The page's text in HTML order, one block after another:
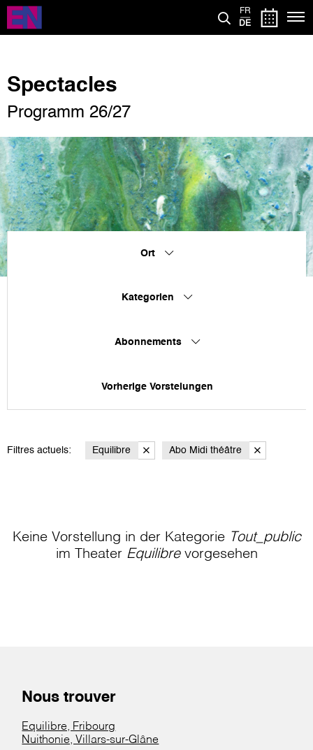
Direkt
zum
Inhalt
FR
DE
Spectacles
Programm 26/27
Ort
Kategorien
Abonnements
Vorherige Vorstelungen
Filtres actuels: Equilibre Abo Midi théâtre
Keine Vorstellung in der Kategorie Tout_public
im Theater Equilibrevorgesehen
Nous trouver
Equilibre, Fribourg
Nuithonie, Villars-sur-Glâne